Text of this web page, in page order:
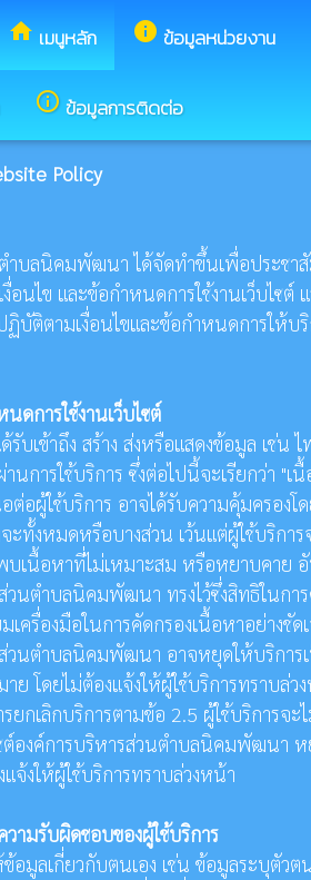
home เมนูหลัก info ข้อมูลหน่วยงาน
info_outline ข้อมูลการติดต่อ
Policy
ำบลนิคมพัฒนา ได้จัดทำขึ้นเพื่อประชาสั
อนไข และข้อกำหนดการใช้งานเว็บไซ
ฏิบัติตามเงื่อนไขและข้อกำหนดการให้
ดการใช้งานเว็บไซต์
ด้รับเข้าถึง สร้าง ส่งหรือแสดงข้อมูล
นการใช้บริการ ซึ่งต่อไปนี้จะเรียกว่า "เ
ต่อผู้ใช้บริการ อาจได้รับความคุ้มครอง
จะทั้งหมดหรือบางส่วน เว้นแต่ผู้ใช้บริก
บเนื้อหาที่ไม่เหมาะสม หรือหยาบคาย
วนตำบลนิคมพัฒนา ทรงไว้ซึ่งสิทธิในก
ครื่องมือในการคัดกรองเนื้อหาอย่างชั
วนตำบลนิคมพัฒนา อาจหยุดให้บริการเ
ย โดยไม่ต้องแจ้งให้ผู้ใช้บริการทราบล่ว
กเลิกบริการตามข้อ 2.5 ผู้ใช้บริการจะ
ต์องค์การบริหารส่วนตำบลนิคมพัฒนา
แจ้งให้ผู้ใช้บริการทราบล่วงหน้า
ามรับผิดชอบของผู้ใช้บริการ
ข้อมูลเกี่ยวกับตนเอง เช่น ข้อมูลระบุตั